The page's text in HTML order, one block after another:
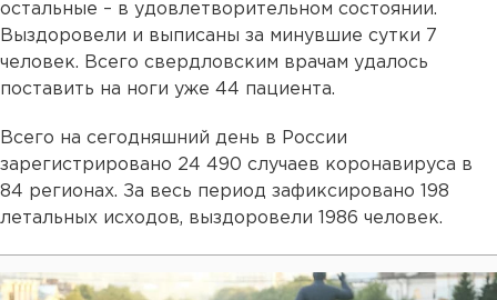
остальные – в удовлетворительном состоянии.
Выздоровели и выписаны за минувшие сутки 7
человек. Всего свердловским врачам удалось
поставить на ноги уже 44 пациента.
Всего на сегодняшний день в России
зарегистрировано 24 490 случаев коронавируса в
84 регионах. За весь период зафиксировано 198
летальных исходов, выздоровели 1986 человек.